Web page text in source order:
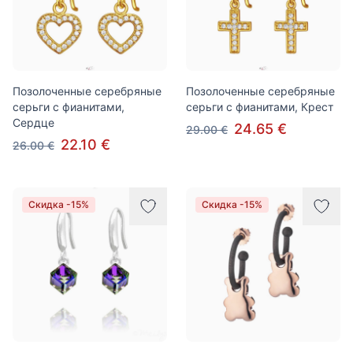
Позолоченные серебряные
серьги с фианитами,
Сердце
26.00 € 22.10 €
Позолоченные серебряные
серьги с фианитами, Крест
29.00 € 24.65 €
Скидка -15% Скидка -15%